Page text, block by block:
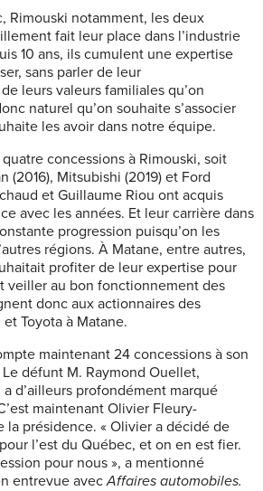
Rimouski notamment, les deux
fait leur place dans l’industrie
10 ans, ils cumulent une expertise
sans parler de leur
leurs valeurs familiales qu’on
naturel qu’on souhaite s’associer
les avoir dans notre équipe.
concessions à Rimouski, soit
(2016), Mitsubishi (2019) et Ford
et Guillaume Riou ont acquis
avec les années. Et leur carrière dans
progression puisqu’on les
régions. À Matane, entre autres,
profiter de leur expertise pour
veiller au bon fonctionnement des
donc aux actionnaires des
Toyota à Matane.
maintenant 24 concessions à son
défunt M. Raymond Ouellet,
d’ailleurs profondément marqué
maintenant Olivier Fleury-
la présidence. « Olivier a décidé de
l’est du Québec, et on en est fier.
pour nous », a mentionné
entrevue avecAffaires automobiles.